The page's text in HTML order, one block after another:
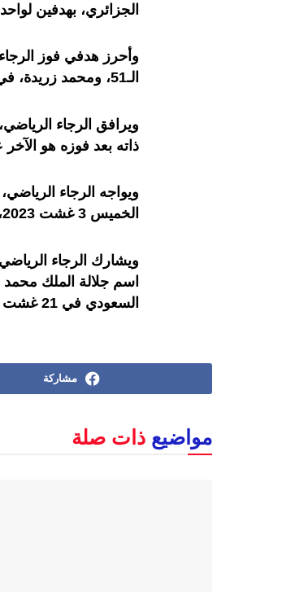
الجزائري، بهدفين
وأحرز هدفي فوز
الـ51، ومحمد زريدة، في الدقيقة الـ62.
ويرافق الرجاء
ذاته بعد فوزه هو
ويواجه الرجاء
الخميس 3 غشت 2023، لتحديد صاحب المركز الأول في المجموعة الرابعة.
ويشارك الرجاء
اسم جلالة الملك محمد
السعودي في 21 غشت 2021.
مشاركة
مواضيع ذات صلة